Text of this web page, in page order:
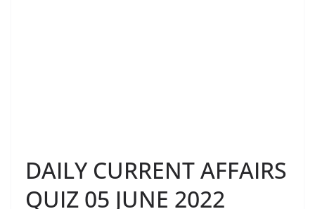
DAILY CURRENT AFFAIRS
QUIZ 05 JUNE 2022